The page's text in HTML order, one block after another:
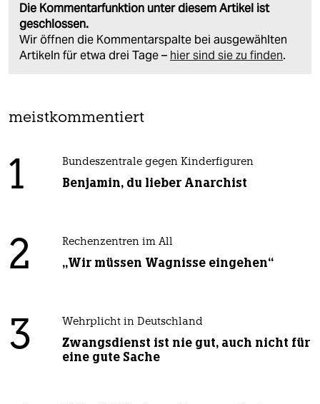
Die Kommentarfunktion unter diesem Artikel ist
geschlossen.
Wir öffnen die Kommentarspalte bei ausgewählten
Artikeln für etwa drei Tage – hier sind sie zu finden.
meistkommentiert
1 Bundeszentrale gegen Kinderfiguren
Benjamin, du lieber Anarchist
2 Rechenzentren im All
„Wir müssen Wagnisse eingehen“
3 Wehrplicht in Deutschland
Zwangsdienst ist nie gut, auch nicht für
eine gute Sache